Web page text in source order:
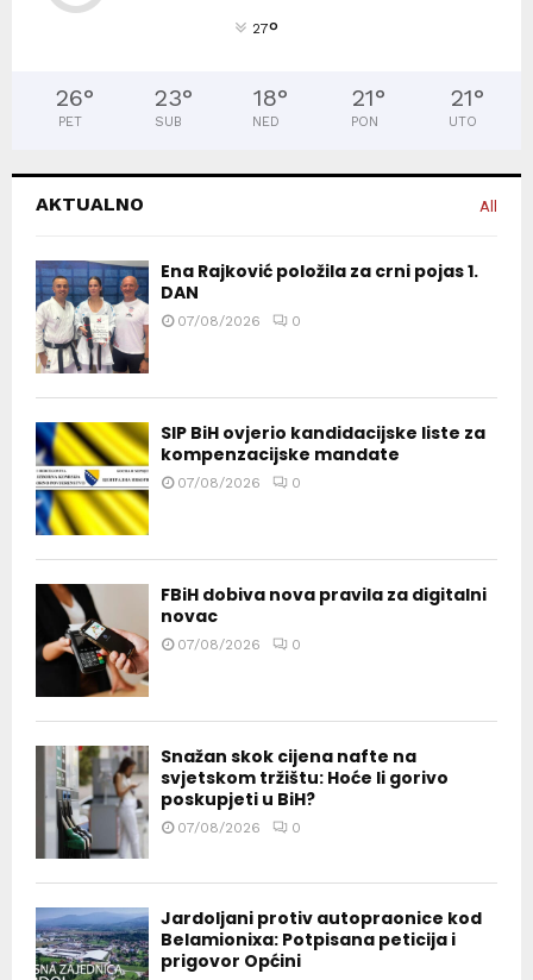
27°
26°
PET
23°
SUB
18°
NED
21°
PON
21°
UTO
AKTUALNO All
Ena Rajković položila za crni pojas 1.
DAN
07/08/2026 0
SIP BiH ovjerio kandidacijske liste za
kompenzacijske mandate
07/08/2026 0
FBiH dobiva nova pravila za digitalni
novac
07/08/2026 0
Snažan skok cijena nafte na
svjetskom tržištu: Hoće li gorivo
poskupjeti u BiH?
07/08/2026 0
Jardoljani protiv autopraonice kod
Belamionixa: Potpisana peticija i
prigovor Općini